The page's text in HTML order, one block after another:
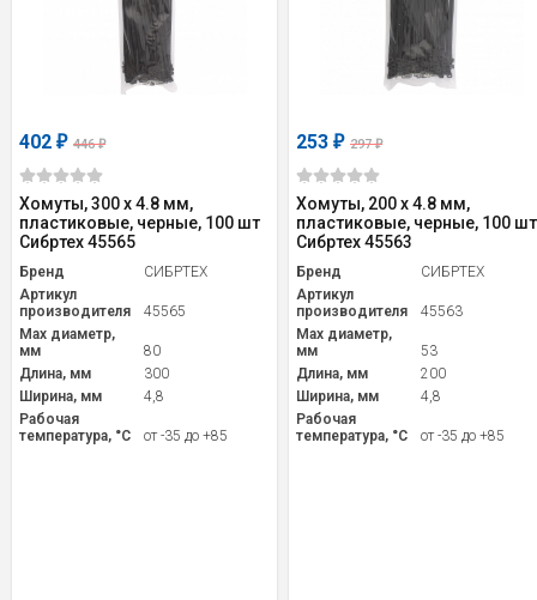
402 ₽ 446₽
Хомуты, 300 x 4.8 мм,
пластиковые, черные, 100 шт
Сибртех 45565
Бренд
СИБРТЕХ
Артикул
производителя
45565
Max диаметр,
мм
80
Длина, мм
300
Ширина, мм
4,8
Рабочая
температура, °С
от -35 до +85
253 ₽ 297₽
Хомуты, 200 x 4.8 мм,
пластиковые, черные, 100 шт
Сибртех 45563
Бренд
СИБРТЕХ
Артикул
производителя
45563
Max диаметр,
мм
53
Длина, мм
200
Ширина, мм
4,8
Рабочая
температура, °С
от -35 до +85